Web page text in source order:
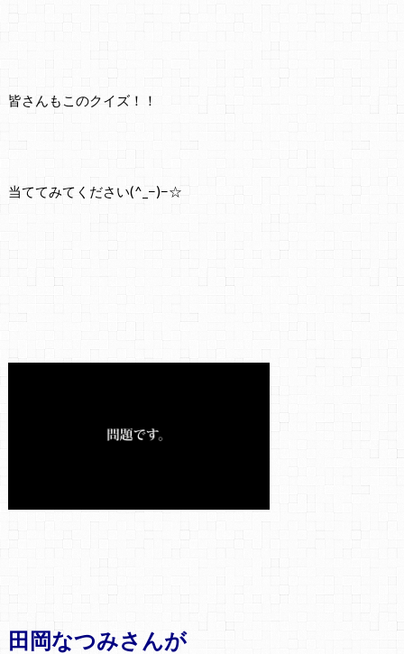
皆さんもこのクイズ！！
当ててみてください(^_−)−☆
田岡なつみさんが